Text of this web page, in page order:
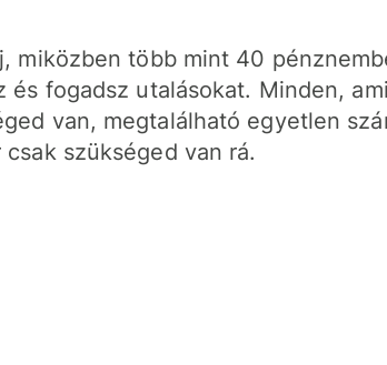
miközben több mint 40
és fogadsz utalásokat. Minden,
van, megtalálható egyetlen
csak szükséged van rá.